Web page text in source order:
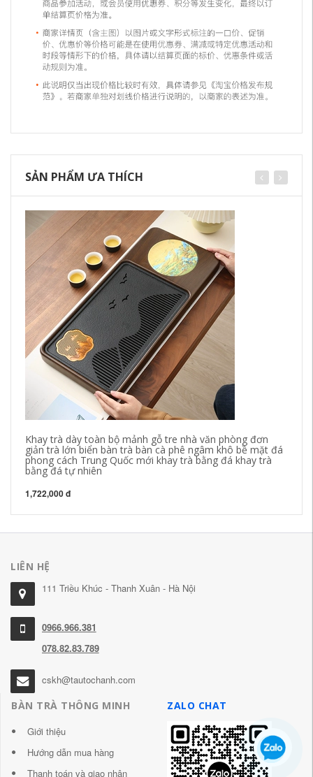
SẢN PHẨM ƯA THÍCH
Khay trà dày toàn bộ mảnh gỗ tre nhà văn phòng đơn
giản trà lớn biển bàn trà bàn cà phê ngâm khô bề mặt đá
phong cách Trung Quốc mới khay trà bằng đá khay trà
bằng đá tự nhiên
1,722,000 đ
LIÊN HỆ
111 Triều Khúc - Thanh Xuân - Hà Nội
0966.966.381
078.82.83.789
cskh@tautochanh.com
BÀN TRÀ THÔNG MINH
Giới thiệu
Hướng dẫn mua hàng
Thanh toán và giao nhận
ZALO CHAT